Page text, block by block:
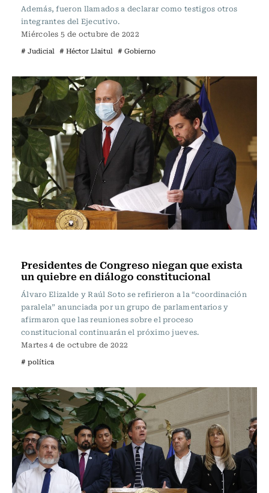
Además, fueron llamados a declarar como testigos otros
integrantes del Ejecutivo.
Miércoles 5 de octubre de 2022
# Judicial # Héctor Llaitul # Gobierno
Presidentes de Congreso niegan que exista
un quiebre en diálogo constitucional
Álvaro Elizalde y Raúl Soto se refirieron a la “coordinación
paralela” anunciada por un grupo de parlamentarios y
afirmaron que las reuniones sobre el proceso
constitucional continuarán el próximo jueves.
Martes 4 de octubre de 2022
# política